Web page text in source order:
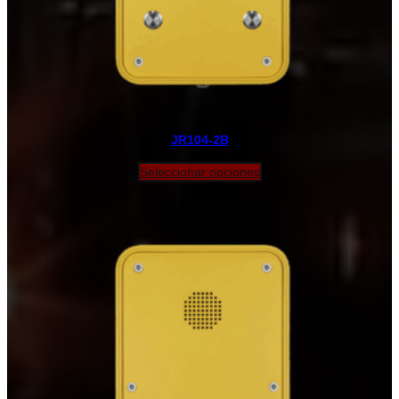
JR104-2B
Seleccionar opciones